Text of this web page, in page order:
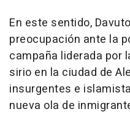
En este sentido,
preocupación ante la
campaña liderada por
sirio en la ciudad de
insurgentes e
nueva ola de